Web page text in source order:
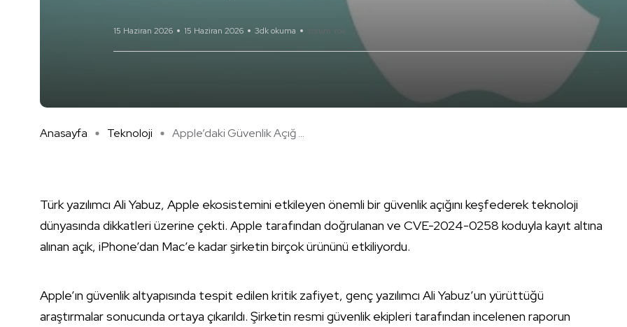
15 Haziran 2026 15 Haziran 2026 3dk okuma Yorum Yok
Anasayfa Teknoloji Apple’daki Güvenlik Açığ ...
Türk yazılımcı Ali Yabuz, Apple ekosistemini etkileyen önemli bir güvenlik açığını keşfederek teknoloji
dünyasında dikkatleri üzerine çekti. Apple tarafından doğrulanan ve CVE-2024-0258 koduyla kayıt altına
alınan açık, iPhone’dan Mac’e kadar şirketin birçok ürününü etkiliyordu.
Apple’ın güvenlik altyapısında tespit edilen kritik zafiyet, genç yazılımcı Ali Yabuz’un yürüttüğü
araştırmalar sonucunda ortaya çıkarıldı. Şirketin resmi güvenlik ekipleri tarafından incelenen raporun